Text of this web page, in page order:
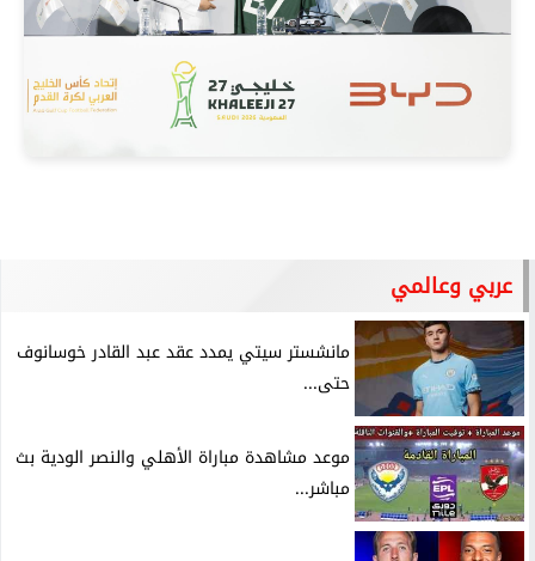
عربي وعالمي
مانشستر سيتي يمدد عقد عبد القادر خوسانوف
حتى...
موعد مشاهدة مباراة الأهلي والنصر الودية بث
مباشر...